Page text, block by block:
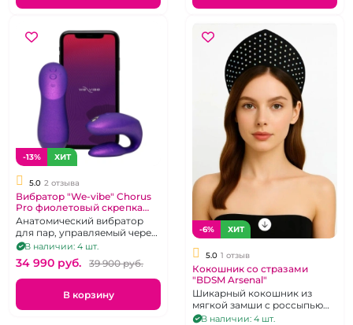
-13% ХИТ
5.0 2 отзыва
Вибратор "We-vibe" Chorus
Pro фиолетовый скрепка
для пар
Анатомический вибратор
для пар, управляемый через
тактильный пульт и
приложение.
В наличии: 4 шт.
34 990 pуб. 39 900 pуб.
В корзину
-6% ХИТ
5.0 1 отзыв
Кокошник со стразами
"BDSM Arsenal"
Шикарный кокошник из
мягкой замши с россыпью
страз.
В наличии: 4 шт.